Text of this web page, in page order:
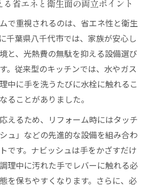
る省エネと衛生面の両立ポイント
で重視されるのは、省エネ性と衛生
千葉県八千代市では、家族が安心し
と、光熱費の無駄を抑える設備選び
。従来型のキッチンでは、水やガス
中に手を洗うたびに水栓に触れるこ
ることがありました。
えるため、リフォーム時にはタッチ
ュ」などの先進的な設備を組み合わ
です。ナビッシュは手をかざすだけ
理中に汚れた手でレバーに触れる必
を保ちやすくなります。さらに、必